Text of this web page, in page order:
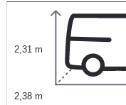
2,31 m
2,38 m